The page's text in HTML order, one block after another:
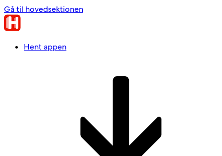
Gå til hovedsektionen
Hent appen